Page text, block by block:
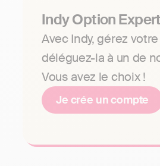
Indy Option
Avec Indy, gérez
déléguez-la à un de
Vous avez le choix !
Je crée un compte